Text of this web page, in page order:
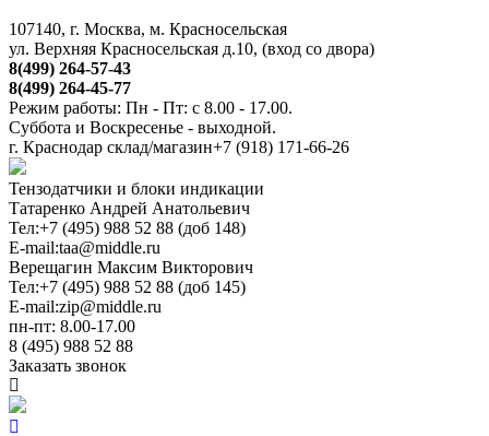
107140, г. Москва, м. Красносельская
ул. Верхняя Красносельская д.10, (вход со двора)
8(499) 264-57-43
8(499) 264-45-77
Режим работы: Пн - Пт: с 8.00 - 17.00.
Суббота и Воскресенье - выходной.
г. Краснодар склад/магазин+7 (918) 171-66-26
Тензодатчики и блоки индикации
Татаренко Андрей Анатольевич
Тел:+7 (495) 988 52 88 (доб 148)
E-mail:taa@middle.ru
Верещагин Максим Викторович
Тел:+7 (495) 988 52 88 (доб 145)
E-mail:zip@middle.ru
пн-пт: 8.00-17.00
8 (495) 988 52 88
Заказать звонок